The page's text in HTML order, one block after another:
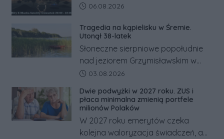
Data dodania artykułu:
06.08.2026
Tragedia na kąpielisku w Śremie.
Utonął 38-latek
Słoneczne sierpniowe popołudnie
nad jeziorem Grzymisławskim w
powiecie śremskim zakończyło się
odwrócić nawet natychmiastowe
działania służb ratunkowych.
Data dodania artykułu:
03.08.2026
Dwie podwyżki w 2027 roku. ZUS i
płaca minimalna zmienią portfele
milionów Polaków
W 2027 roku emerytów czeka
kolejna waloryzacja świadczeń, a